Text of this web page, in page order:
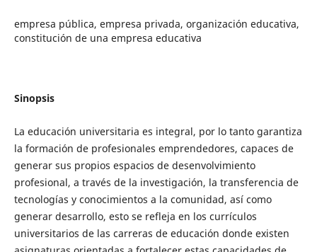
empresa pública, empresa privada, organización educativa,
constitución de una empresa educativa
Sinopsis
La educación universitaria es integral, por lo tanto garantiza
la formación de profesionales emprendedores, capaces de
generar sus propios espacios de desenvolvimiento
profesional, a través de la investigación, la transferencia de
tecnologías y conocimientos a la comunidad, así como
generar desarrollo, esto se refleja en los currículos
universitarios de las carreras de educación donde existen